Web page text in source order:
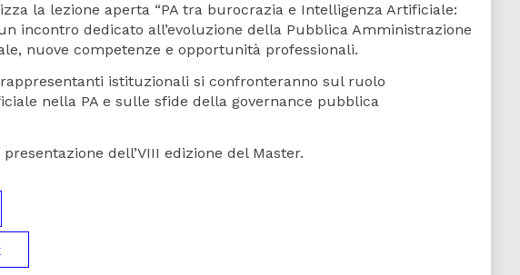
la lezione aperta “PA tra burocrazia e Intelligenza Artificiale:
incontro dedicato all’evoluzione della Pubblica Amministrazione
nuove competenze e opportunità professionali.
istituzionali si confronteranno sul ruolo
nella PA e sulle sfide della governance pubblica
dell’VIII edizione del Master.